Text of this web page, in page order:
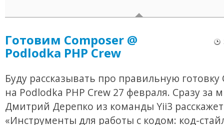
Готовим Composer @
Podlodka PHP Crew
Буду рассказывать про правильную готовку
на Podlodka PHP Crew 27 февраля. Сразу за
Дмитрий Дерепко из команды Yii3 расскажет
«Инструменты для работы с кодом: код-